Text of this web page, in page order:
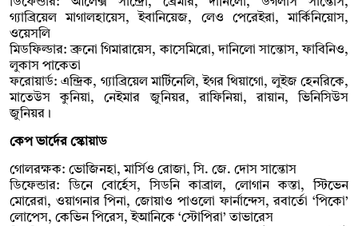
গ্যাব্রিয়েল মাগালহায়েস, ইবানিয়েজ, লেও পেরেইরা, মার্কিনিয়োস,
ওয়েসলি
মিডফিল্ডার: ব্রুনো গিমারায়েস, কাসেমিরো, দানিলো সান্তোস, ফাবিনিও,
লুকাস পাকেতা
ফরোয়ার্ড: এন্দ্রিক, গ্যাব্রিয়েল মার্টিনেলি, ইগর থিয়াগো, লুইজ হেনরিকে,
মাতেউস কুনিয়া, নেইমার জুনিয়র, রাফিনিয়া, রায়ান, ভিনিসিউস
জুনিয়র।
কেপ ভার্দের স্কোয়াড
গোলরক্ষক: ভোজিনহা, মার্সিও রোজা, সি. জে. দোস সান্তোস
ডিফেন্ডার: ডিনে বোর্হেস, সিডনি কাব্রাল, লোগান কস্তা, স্টিভেন
মোরেরা, ওয়াগনার পিনা, জোয়াও পাওলো ফার্নান্দেস, রবার্তো ‘পিকো’
লোপেস, কেভিন পিরেস, ইআনিকে ‘স্টোপিরা’ তাভারেস